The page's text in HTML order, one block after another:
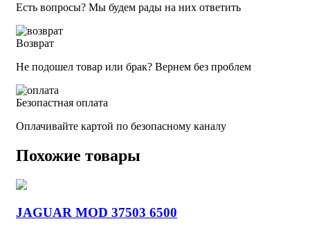
Есть вопросы? Мы будем рады на них ответить
Возврат
Не подошел товар или брак? Вернем без проблем
Безопастная оплата
Оплачивайте картой по безопасному каналу
Похожие товары
JAGUAR MOD 37503 6500